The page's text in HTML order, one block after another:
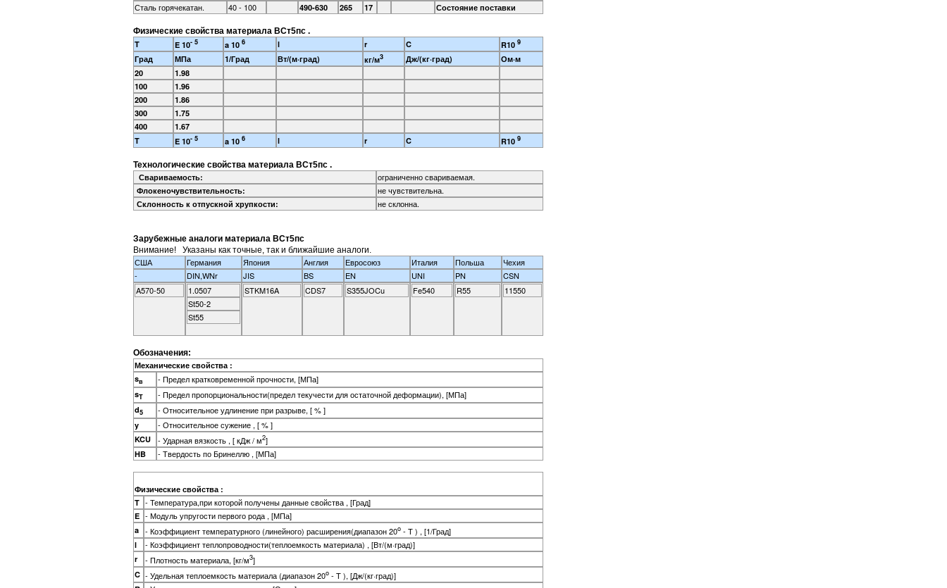
Сталь горячекатан. 40 - 100 490-630 265 17 Состояние поставки
Физические свойства материала ВСт5пс .
T E 10- 5 a 10 6 l r C R10 9
Град МПа 1/Град Вт/(м·град) кг/м3 Дж/(кг·град)
Ом·м
20
1.98
100
1.96
200
1.86
300
1.75
400
1.67
T
E 10- 5 a 10 6 l r C R10 9
Технологические свойства материала ВСт5пс .
Свариваемость: ограниченно свариваемая.
Флокеночувствительность: не чувствительна.
Склонность к отпускной хрупкости: не склонна.
Зарубежные аналоги материала ВСт5пс
Внимание! Указаны как точные, так и ближайшие аналоги.
США Германия Япония Англия Евросоюз Италия Польша
Чехия
-
DIN,WNr JIS BS EN UNI PN
CSN
A570-50
1.0507
St50-2
St55
STKM16A CDS7 S355JOCu Fe540 R55 11550
Обозначения:
Механические свойства :
sв - Предел кратковременной прочности, [МПа]
sT - Предел пропорциональности(предел текучести для остаточной деформации), [МПа]
d5 - Относительное удлинение при разрыве, [ % ]
y - Относительное сужение , [ % ]
KCU - Ударная вязкость , [ кДж / м2]
HB - Твердость по Бринеллю , [МПа]
Физические свойства :
T - Температура,при которой получены данные свойства , [Град]
E - Модуль упругости первого рода , [МПа]
a - Коэффициент температурного (линейного) расширения(диапазон 20o - T ) , [1/Град]
l - Коэффициент теплопроводности(теплоемкость материала) , [Вт/(м·град)]
r - Плотность материала, [кг/м3]
C - Удельная теплоемкость материала (диапазон 20o - T ), [Дж/(кг·град)]